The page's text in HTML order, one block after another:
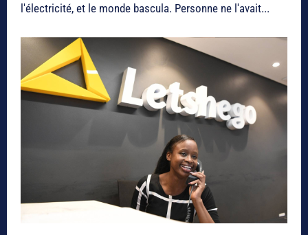
l'électricité, et le monde bascula. Personne ne l'avait...